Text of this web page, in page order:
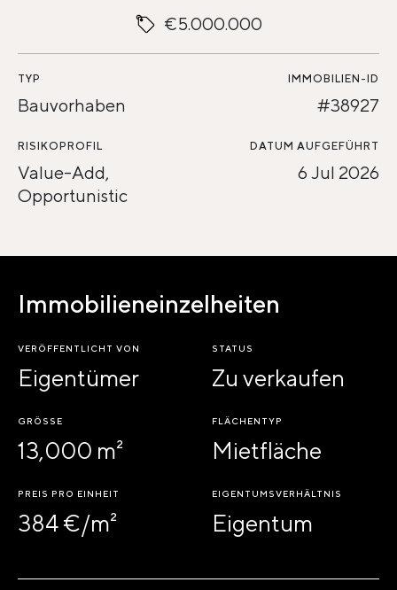
€5.000.000
TYP
Bauvorhaben
IMMOBILIEN-ID
#38927
RISIKOPROFIL
Value-Add,
Opportunistic
DATUM AUFGEFÜHRT
6 Jul 2026
Immobilieneinzelheiten
VERÖFFENTLICHT VON
Eigentümer
STATUS
Zu verkaufen
GRÖSSE
13,000 m²
FLÄCHENTYP
Mietfläche
PREIS PRO EINHEIT
384 €/m²
EIGENTUMSVERHÄLTNIS
Eigentum